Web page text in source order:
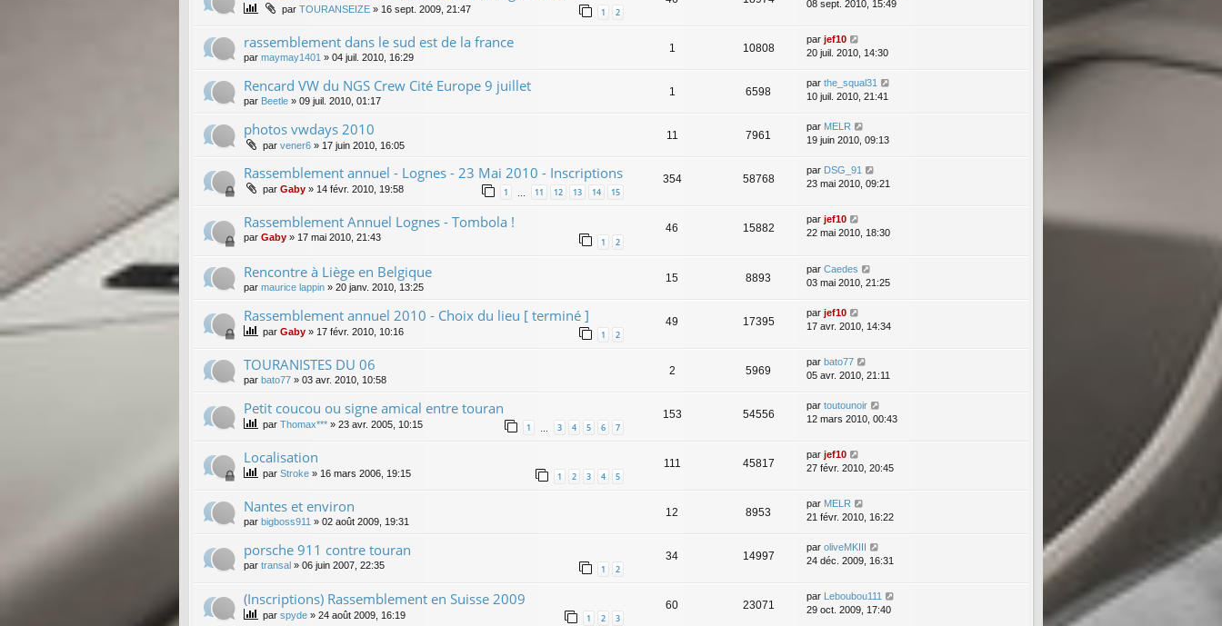
par TOURANSEIZE » 16 sept. 2009, 21:47 1 2
08 sept. 2010, 15:49
rassemblement dans le sud est de la france
par maymay1401 » 04 juil. 2010, 16:29
1 10808
par jef10
20 juil. 2010, 14:30
Rencard VW du NGS Crew Cité Europe 9 juillet
par Beetle » 09 juil. 2010, 01:17
1 6598
par the_squal31
10 juil. 2010, 21:41
photos vwdays 2010
par vener6 » 17 juin 2010, 16:05
11 7961
par MELR
19 juin 2010, 09:13
Rassemblement annuel - Lognes - 23 Mai 2010 - Inscriptions
par Gaby » 14 févr. 2010, 19:58 1 … 11 12 13 14 15
354 58768
par DSG_91
23 mai 2010, 09:21
Rassemblement Annuel Lognes - Tombola !
par Gaby » 17 mai 2010, 21:43 1 2
46 15882
par jef10
22 mai 2010, 18:30
Rencontre à Liège en Belgique
par maurice lappin » 20 janv. 2010, 13:25
15 8893
par Caedes
03 mai 2010, 21:25
Rassemblement annuel 2010 - Choix du lieu [ terminé ]
par Gaby » 17 févr. 2010, 10:16 1 2
49 17395
par jef10
17 avr. 2010, 14:34
TOURANISTES DU 06
par bato77 » 03 avr. 2010, 10:58
2 5969
par bato77
05 avr. 2010, 21:11
Petit coucou ou signe amical entre touran
par Thomax*** » 23 avr. 2005, 10:15 1 3 4 5 6 7
153 54556
par toutounoir
12 mars 2010, 00:43
Localisation
par Stroke » 16 mars 2006, 19:15 1 2 3 4 5
111 45817
par jef10
27 févr. 2010, 20:45
Nantes et environ
par bigboss911 » 02 août 2009, 19:31
12 8953
par MELR
21 févr. 2010, 16:22
porsche 911 contre touran
par transal » 06 juin 2007, 22:35 1 2
34 14997
par oliveMKIII
24 déc. 2009, 16:31
(Inscriptions) Rassemblement en Suisse 2009
par spyde » 24 août 2009, 16:19 1 2 3
60 23071
par Leboubou111
29 oct. 2009, 17:40